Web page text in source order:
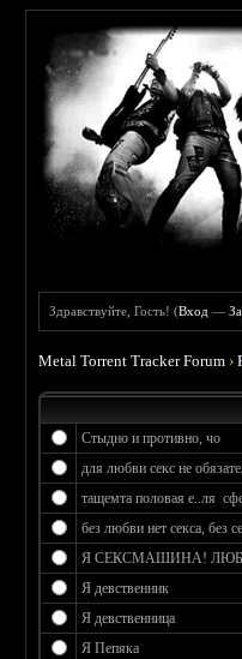
Здравствуйте, Гость! (Вход —
Metal Torrent Tracker Forum ›
Стыдно и противно, чо
для любви секс не
тащемта половая е..ля
без любви нет секса, без
Я СЕКСМАШИНА!
Я девственник
Я девственница
Я Пепяка